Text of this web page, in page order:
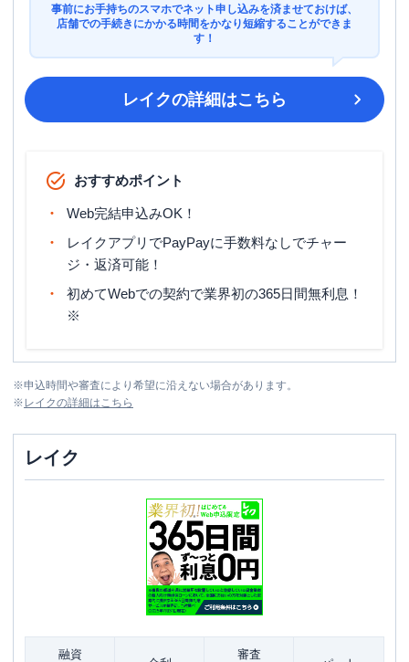
事前にお手持ちのスマホでネット申し込みを済ませておけば、
店舗での手続きにかかる時間をかなり短縮することができま
す！
レイクの詳細はこちら
おすすめポイント
Web完結申込みOK！
レイクアプリでPayPayに手数料なしでチャー
ジ・返済可能！
初めてWebでの契約で業界初の365日間無利息！
※
※申込時間や審査により希望に沿えない場合があります。
※ レイクの詳細はこちら
レイク
融資 審査